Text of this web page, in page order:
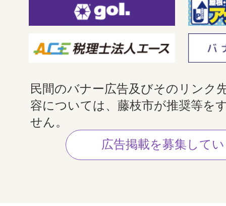
民間のバナー広告及びそのリンク
容については、藤枝市が推奨等を
せん。
広告掲載を募集して